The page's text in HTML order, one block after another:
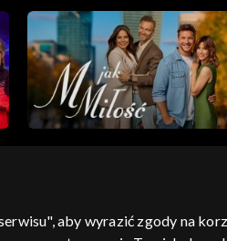
aby wyrazić zgody na